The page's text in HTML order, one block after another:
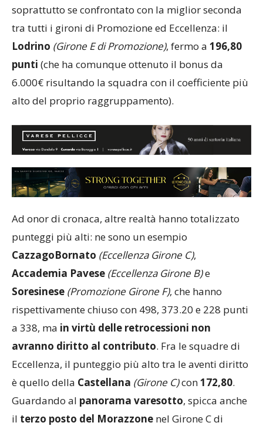
soprattutto se confrontato con la miglior seconda
tra tutti i gironi di Promozione ed Eccellenza: il
Lodrino (Girone E di Promozione), fermo a 196,80
punti (che ha comunque ottenuto il bonus da
6.000€ risultando la squadra con il coefficiente più
alto del proprio raggruppamento).
Ad onor di cronaca, altre realtà hanno totalizzato
punteggi più alti: ne sono un esempio
CazzagoBornato (Eccellenza Girone C),
Accademia Pavese (Eccellenza Girone B)e
Soresinese (Promozione Girone F), che hanno
rispettivamente chiuso con 498, 373.20 e 228 punti
a 338, ma in virtù delle retrocessioni non
avranno diritto al contributo. Fra le squadre di
Eccellenza, il punteggio più alto tra le aventi diritto
è quello della Castellana (Girone C)con172,80.
Guardando al panorama varesotto, spicca anche
il terzo posto del Morazzone nel Girone C di